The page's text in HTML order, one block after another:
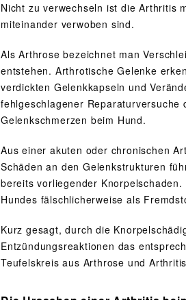
Nicht zu verwechseln ist die Arthritis
miteinander verwoben sind.
Als Arthrose bezeichnet man
entstehen. Arthrotische Gelenke
verdickten Gelenkkapseln und
fehlgeschlagener
Gelenkschmerzen beim Hund.
Aus einer akuten oder chronischen
Schäden an den Gelenkstrukturen
bereits vorliegender
Hundes fälschlicherweise als
Kurz gesagt, durch die
Entzündungsreaktionen das
Teufelskreis aus Arthrose und